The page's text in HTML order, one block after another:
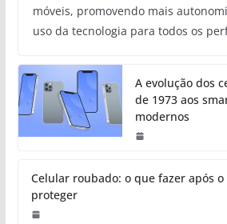
móveis, promovendo mais
uso da tecnologia para todos os
A evolução dos
de 1973 aos
modernos
Celular roubado: o que fazer após
proteger